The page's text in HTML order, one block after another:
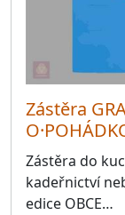
Zástěra
Zástěra do
kadeřnictví
edice OBCE…